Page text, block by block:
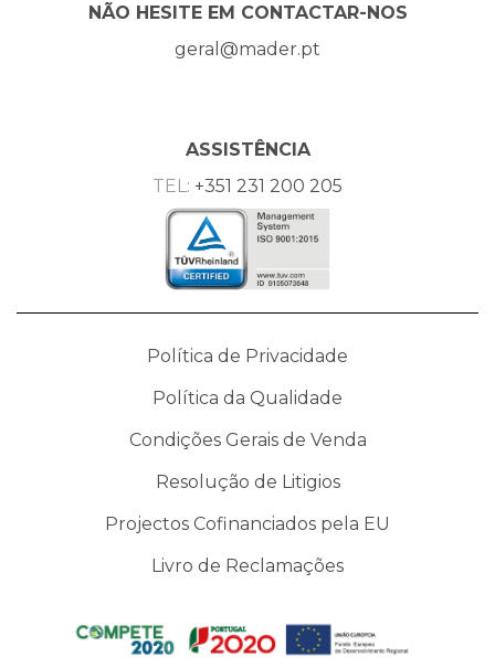
NÃO HESITE EM CONTACTAR-NOS
geral@mader.pt
ASSISTÊNCIA
TEL: +351 231 200 205
Política de Privacidade
Política da Qualidade
Condições Gerais de Venda
Resolução de Litigios
Projectos Cofinanciados pela EU
Livro de Reclamações